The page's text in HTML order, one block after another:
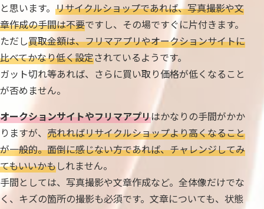
と思います。 リサイクルショップであれば、写真撮影や文
章作成の手間は不要ですし、その場ですぐに片付きます。
ただし買取金額は、フリマアプリやオークションサイトに
比べてかなり低く設定されているようです。
ガット切れ等あれば、さらに買い取り価格が低くなること
が否めません。
オークションサイトやフリマアプリはかなりの手間がかか
りますが、 売れればリサイクルショップより高くなること
が一般的。面倒に感じない方であれば、チャレンジしてみ
てもいいかもしれません。
手間としては、写真撮影や文章作成など。全体像だけでな
く、キズの箇所の撮影も必須です。文章についても、状態